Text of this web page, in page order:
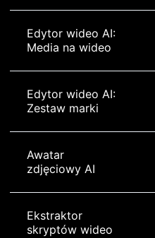
Edytor wideo AI:
Media na wideo
Edytor wideo AI:
Zestaw marki
Awatar
zdjęciowy AI
Ekstraktor
skryptów wideo